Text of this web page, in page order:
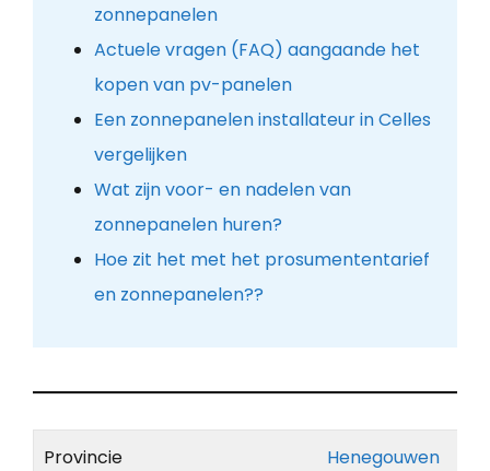
zonnepanelen
Actuele vragen (FAQ) aangaande het
kopen van pv-panelen
Een zonnepanelen installateur in Celles
vergelijken
Wat zijn voor- en nadelen van
zonnepanelen huren?
Hoe zit het met het prosumententarief
en zonnepanelen??
Provincie Henegouwen